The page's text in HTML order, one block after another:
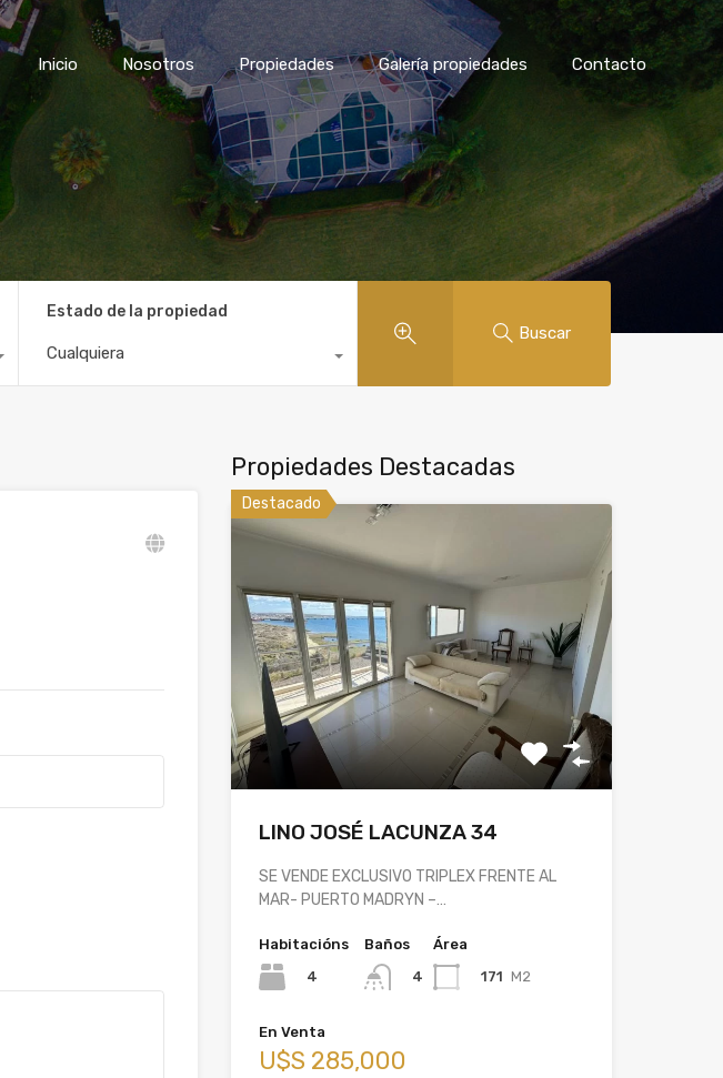
Inicio Nosotros Propiedades Galería propiedades Contacto
Estado de la propiedad
Cualquiera
Buscar
Propiedades Destacadas
Destacado
LINO JOSÉ LACUNZA 34
SE VENDE EXCLUSIVO TRIPLEX FRENTE AL
MAR- PUERTO MADRYN –…
Habitacións
4
Baños
4
Área
171 M2
En Venta
U$S 285,000